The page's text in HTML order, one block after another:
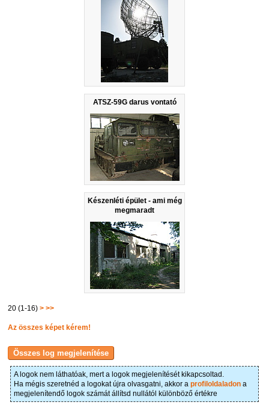
ATSZ-59G darus vontató
Készenléti épület - ami még
megmaradt
20 (1-16)> >>
Az összes képet kérem!
A logok nem láthatóak, mert a logok megjelenítését kikapcsoltad.
Ha mégis szeretnéd a logokat újra olvasgatni, akkor a profiloldaladona
megjelenítendő logok számát állítsd nullától különböző értékre